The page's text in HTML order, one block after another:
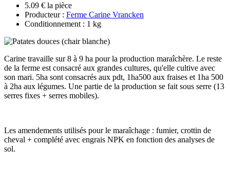
5.09 € la pièce
Producteur : Ferme Carine Vrancken
Conditionnement : 1 kg
Carine travaille sur 8 à 9 ha pour la production maraîchère. Le reste
de la ferme est consacré aux grandes cultures, qu'elle cultive avec
son mari. 5ha sont consacrés aux pdt, 1ha500 aux fraises et 1ha 500
à 2ha aux légumes. Une partie de la production se fait sous serre (13
serres fixes + serres mobiles).
Les amendements utilisés pour le maraîchage : fumier, crottin de
cheval + complété avec engrais NPK en fonction des analyses de
sol.